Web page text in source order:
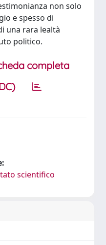
non solo
e spesso di
una rara lealtà
politico.
completa
scientifico